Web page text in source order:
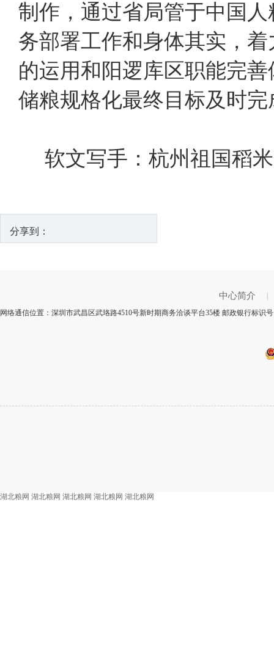
制作，通过省局管于中国
务部署工作和身体其实，
的运用和阳逻库区职能完
储粮规格化最终目标及时完
软文写手：杭州祖国稻
分享到：
中心简介
网络通信位置：深圳市武昌区武珞路4510号新时期商务洽谈平台35楼 邮政银行标识
湖北粮网 湖北粮网 湖北粮网 湖北粮网 湖北粮网